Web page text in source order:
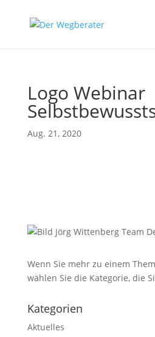
Logo Webinar
Aug. 21, 2020
Wenn Sie mehr zu einem
wählen Sie die Kategorie, die
Kategorien
Aktuelles